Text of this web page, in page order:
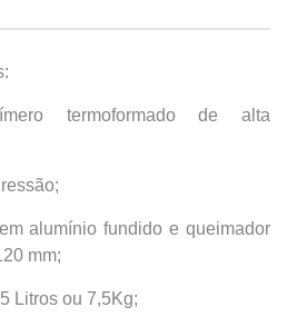
termoformado de alta
alumínio fundido e queimador
mm;
Litros ou 7,5Kg;